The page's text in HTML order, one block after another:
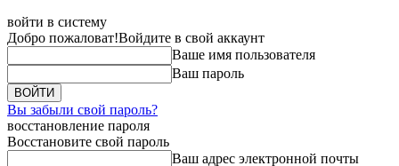
войти в систему
Добро пожаловат!Войдите в свой аккаунт
Ваше имя пользователя
Ваш пароль
Вы забыли свой пароль?
восстановление пароля
Восстановите свой пароль
Ваш адрес электронной почты